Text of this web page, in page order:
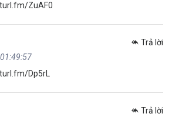
ZuAF0
Trả lời
Dp5rL
Trả lời